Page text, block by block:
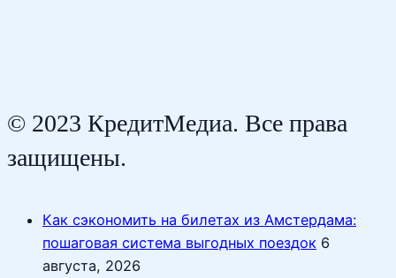
© 2023 КредитМедиа. Все права
защищены.
Как сэкономить на билетах из Амстердама:
пошаговая система выгодных поездок 6
августа, 2026